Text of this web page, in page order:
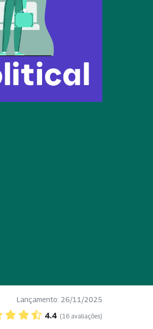
Lançamento: 26/11/2025
4.4 (16 avaliações)